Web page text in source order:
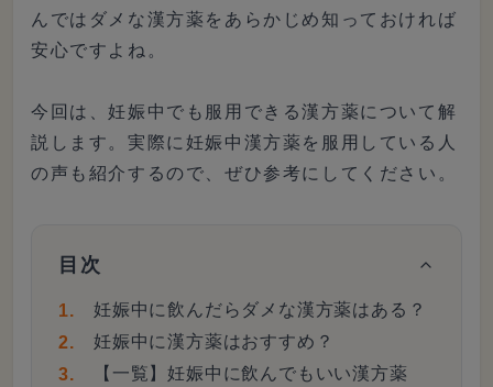
んではダメな漢方薬をあらかじめ知っておければ
安心ですよね。
今回は、妊娠中でも服用できる漢方薬について解
説します。実際に妊娠中漢方薬を服用している人
の声も紹介するので、ぜひ参考にしてください。
目次
妊娠中に飲んだらダメな漢方薬はある？
妊娠中に漢方薬はおすすめ？
【一覧】妊娠中に飲んでもいい漢方薬